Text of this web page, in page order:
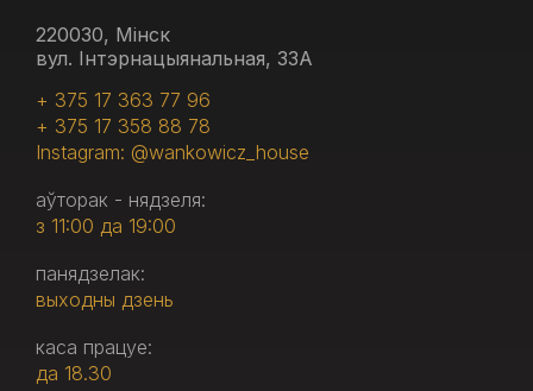
220030, Мінск
вул. Інтэрнацыянальная, 33А
+ 375 17 363 77 96
+ 375 17 358 88 78
Instagram: @wankowicz_house
аўторак - нядзеля:
з 11:00 да 19:00
панядзелак:
выходны дзень
каса працуе:
да 18.30